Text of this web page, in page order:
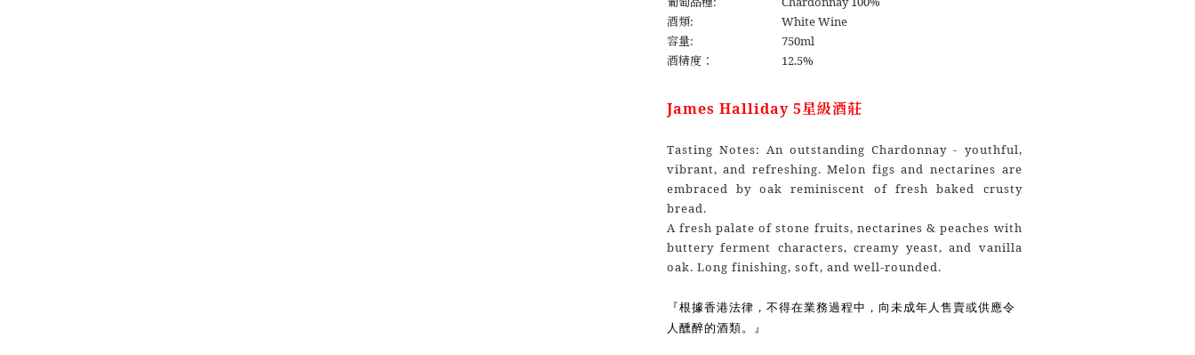
酒類:
White Wine
容量:
750ml
酒精度：
12.5%
James Halliday 5星級酒莊
Tasting Notes: An outstanding Chardonnay - youthful,
vibrant, and refreshing. Melon figs and nectarines are
embraced by oak reminiscent of fresh baked crusty
bread.
A fresh palate of stone fruits, nectarines & peaches with
buttery ferment characters, creamy yeast, and vanilla
oak. Long finishing, soft, and well-rounded.
『根據香港法律，不得在業務過程中，向未成年人售賣或供應令
人醺醉的酒類。』